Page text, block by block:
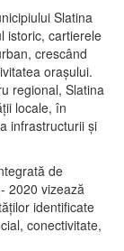
Slatina
istoric, cartierele
crescând
oraşului.
regional, Slatina
locale, în
infrastructurii şi
de
2020 vizează
identificate
conectivitate,